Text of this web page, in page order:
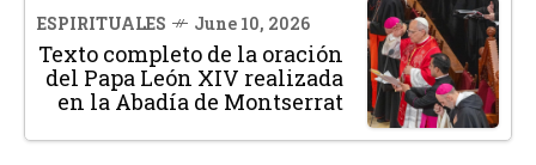
ESPIRITUALES June 10, 2026
Texto completo de la oración
del Papa León XIV realizada
en la Abadía de Montserrat